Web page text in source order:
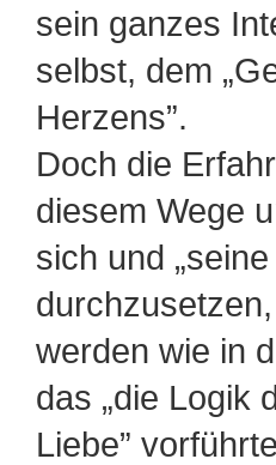
sein ganzes
selbst, dem
Herzens”.
Doch die
diesem Wege
sich und
werden wie in
das „die Logik
Liebe”